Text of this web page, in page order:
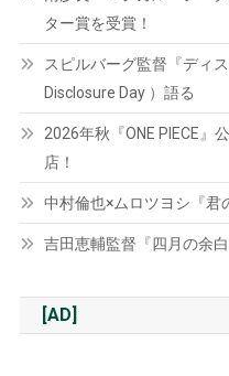
ター賞を受賞！
スピルバーグ監督『ディ
Disclosure Day ）語る
2026年秋『ONE PIECE』
店！
中村倫也×ムロツヨシ『君
吉田恵輔監督『四月の余
[AD]